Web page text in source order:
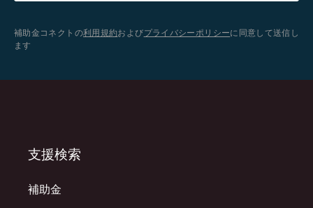
補助金コネクトの利用規約およびプライバシーポリシーに同意して送信し
ます
支援検索
補助金